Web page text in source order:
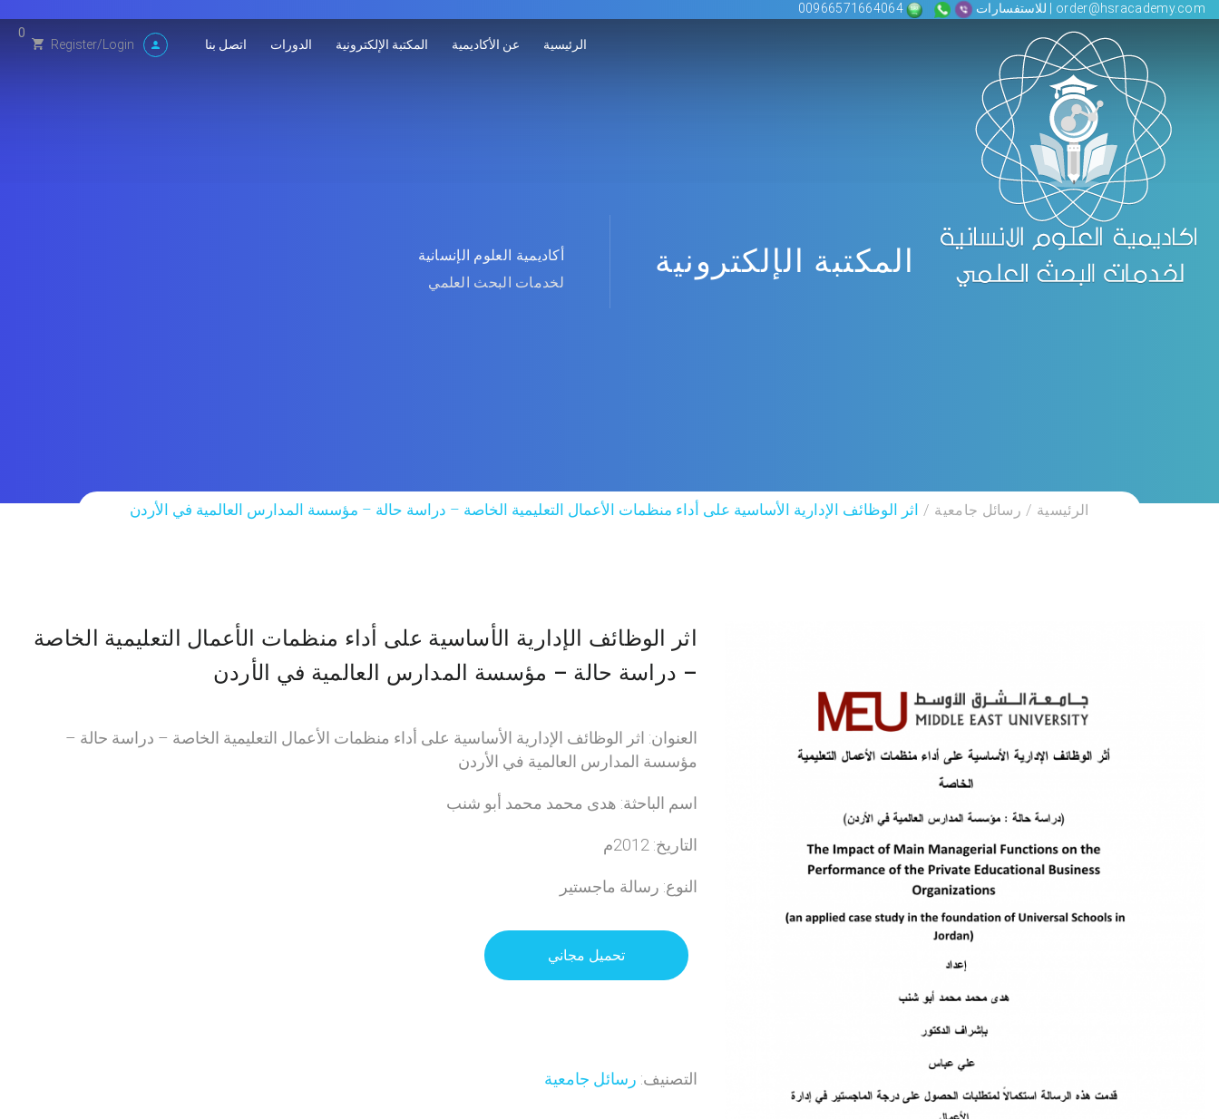
order@hsracademy.com | للاستفسارات 00966571664064
الرئيسية عن الأكاديمية المكتبة الإلكترونية الدورات اتصل بنا Register/Login
0
المكتبة الإلكترونية
أكاديمية العلوم الإنسانية
لخدمات البحث العلمي
الرئيسية رسائل جامعية اثر الوظائف الإدارية الأساسية على أداء منظمات الأعمال التعليمية الخاصة – دراسة حالة – مؤسسة المدارس العالمية في الأردن
اثر الوظائف الإدارية الأساسية على أداء منظمات الأعمال التعليمية الخاصة
– دراسة حالة – مؤسسة المدارس العالمية في الأردن
العنوان: اثر الوظائف الإدارية الأساسية على أداء منظمات الأعمال التعليمية الخاصة – دراسة حالة –
مؤسسة المدارس العالمية في الأردن
اسم الباحثة: هدى محمد محمد أبو شنب
التاريخ: 2012م
النوع: رسالة ماجستير
تحميل مجاني
التصنيف: رسائل جامعية